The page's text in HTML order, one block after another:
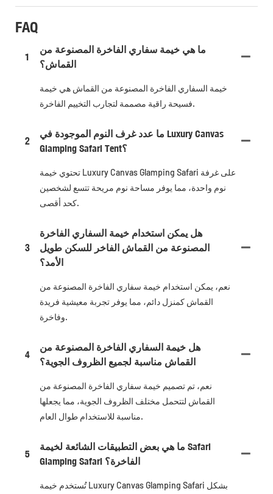
FAQ
1
ما هي خيمة سفاري الفاخرة المصنوعة من
القماش؟
خيمة السفاري الفاخرة المصنوعة من القماش هي خيمة
فسيحة راقية مصممة لتجارب التخييم الفاخرة.
2
ما عدد غرف النوم الموجودة في Luxury Canvas
Glamping Safari Tent؟
تحتوي خيمة Luxury Canvas Glamping Safari على غرفة
نوم واحدة، مما يوفر مساحة نوم مريحة تتسع لشخصين
كحد أقصى.
3
هل يمكن استخدام خيمة السفاري الفاخرة
المصنوعة من القماش الفاخر للسكن طويل
الأمد؟
نعم، يمكن استخدام خيمة سفاري الفاخرة المصنوعة من
القماش كمنزل دائم، مما يوفر تجربة معيشية فريدة
وفاخرة.
4
هل خيمة السفاري الفاخرة المصنوعة من
القماش مناسبة لجميع الظروف الجوية؟
نعم، تم تصميم خيمة سفاري الفاخرة المصنوعة من
القماش لتتحمل مختلف الظروف الجوية، مما يجعلها
مناسبة للاستخدام طوال العام.
5
ما هي بعض التطبيقات الشائعة لخيمة Safari
Glamping Safari الفاخرة؟
تُستخدم خيمة Luxury Canvas Glamping Safari بشكل